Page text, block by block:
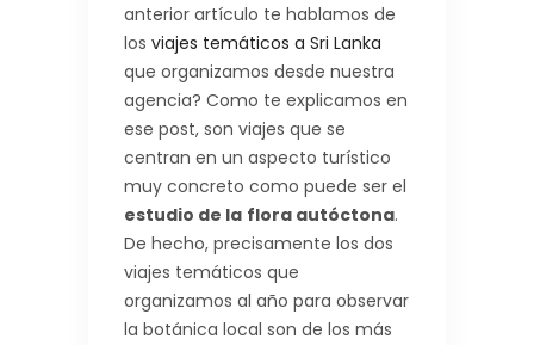
anterior artículo te hablamos de
los viajes temáticos a Sri Lanka
que organizamos desde nuestra
agencia? Como te explicamos en
ese post, son viajes que se
centran en un aspecto turístico
muy concreto como puede ser el
estudio de la flora autóctona.
De hecho, precisamente los dos
viajes temáticos que
organizamos al año para observar
la botánica local son de los más